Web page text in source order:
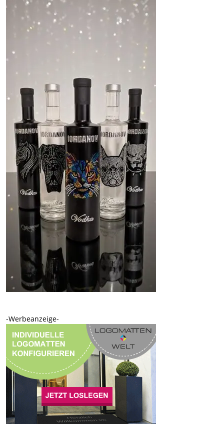
-Werbeanzeige-